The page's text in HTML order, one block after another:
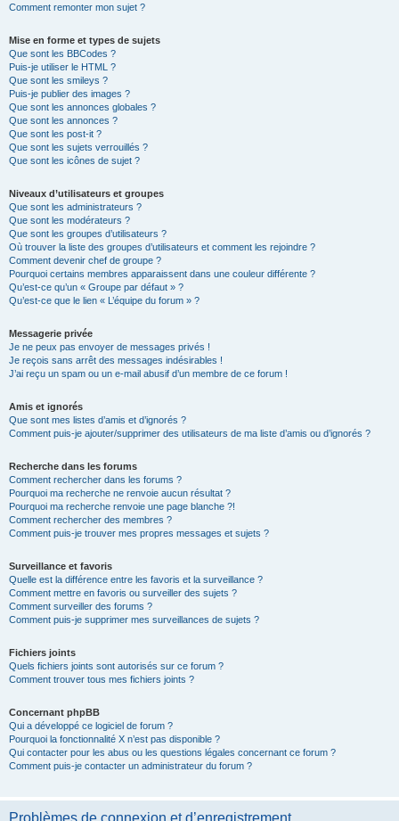
Comment remonter mon sujet ?
Mise en forme et types de sujets
Que sont les BBCodes ?
Puis-je utiliser le HTML ?
Que sont les smileys ?
Puis-je publier des images ?
Que sont les annonces globales ?
Que sont les annonces ?
Que sont les post-it ?
Que sont les sujets verrouillés ?
Que sont les icônes de sujet ?
Niveaux d’utilisateurs et groupes
Que sont les administrateurs ?
Que sont les modérateurs ?
Que sont les groupes d’utilisateurs ?
Où trouver la liste des groupes d’utilisateurs et comment les rejoindre ?
Comment devenir chef de groupe ?
Pourquoi certains membres apparaissent dans une couleur différente ?
Qu’est-ce qu’un « Groupe par défaut » ?
Qu’est-ce que le lien « L’équipe du forum » ?
Messagerie privée
Je ne peux pas envoyer de messages privés !
Je reçois sans arrêt des messages indésirables !
J’ai reçu un spam ou un e-mail abusif d’un membre de ce forum !
Amis et ignorés
Que sont mes listes d’amis et d’ignorés ?
Comment puis-je ajouter/supprimer des utilisateurs de ma liste d’amis ou d’ignorés ?
Recherche dans les forums
Comment rechercher dans les forums ?
Pourquoi ma recherche ne renvoie aucun résultat ?
Pourquoi ma recherche renvoie une page blanche ?!
Comment rechercher des membres ?
Comment puis-je trouver mes propres messages et sujets ?
Surveillance et favoris
Quelle est la différence entre les favoris et la surveillance ?
Comment mettre en favoris ou surveiller des sujets ?
Comment surveiller des forums ?
Comment puis-je supprimer mes surveillances de sujets ?
Fichiers joints
Quels fichiers joints sont autorisés sur ce forum ?
Comment trouver tous mes fichiers joints ?
Concernant phpBB
Qui a développé ce logiciel de forum ?
Pourquoi la fonctionnalité X n’est pas disponible ?
Qui contacter pour les abus ou les questions légales concernant ce forum ?
Comment puis-je contacter un administrateur du forum ?
Problèmes de connexion et d’enregistrement